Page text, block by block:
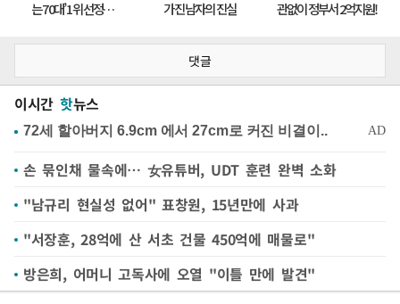
댓글
이시간 핫뉴스
손 묶인채 물속에… 女유튜버, UDT 훈련 완벽 소화
"남규리 현실성 없어" 표창원, 15년만에 사과
"서장훈, 28억에 산 서초 건물 450억에 매물로"
방은희, 어머니 고독사에 오열 "이틀 만에 발견"